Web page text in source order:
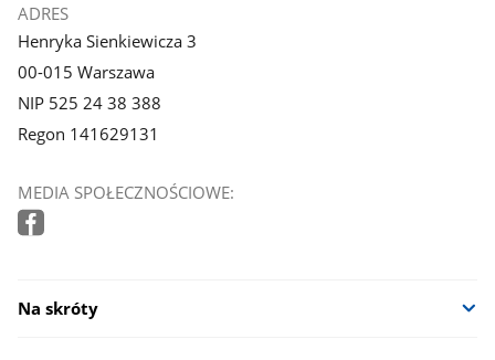
ADRES
Henryka Sienkiewicza 3
00-015 Warszawa
NIP 525 24 38 388
Regon 141629131
MEDIA SPOŁECZNOŚCIOWE:
Na skróty